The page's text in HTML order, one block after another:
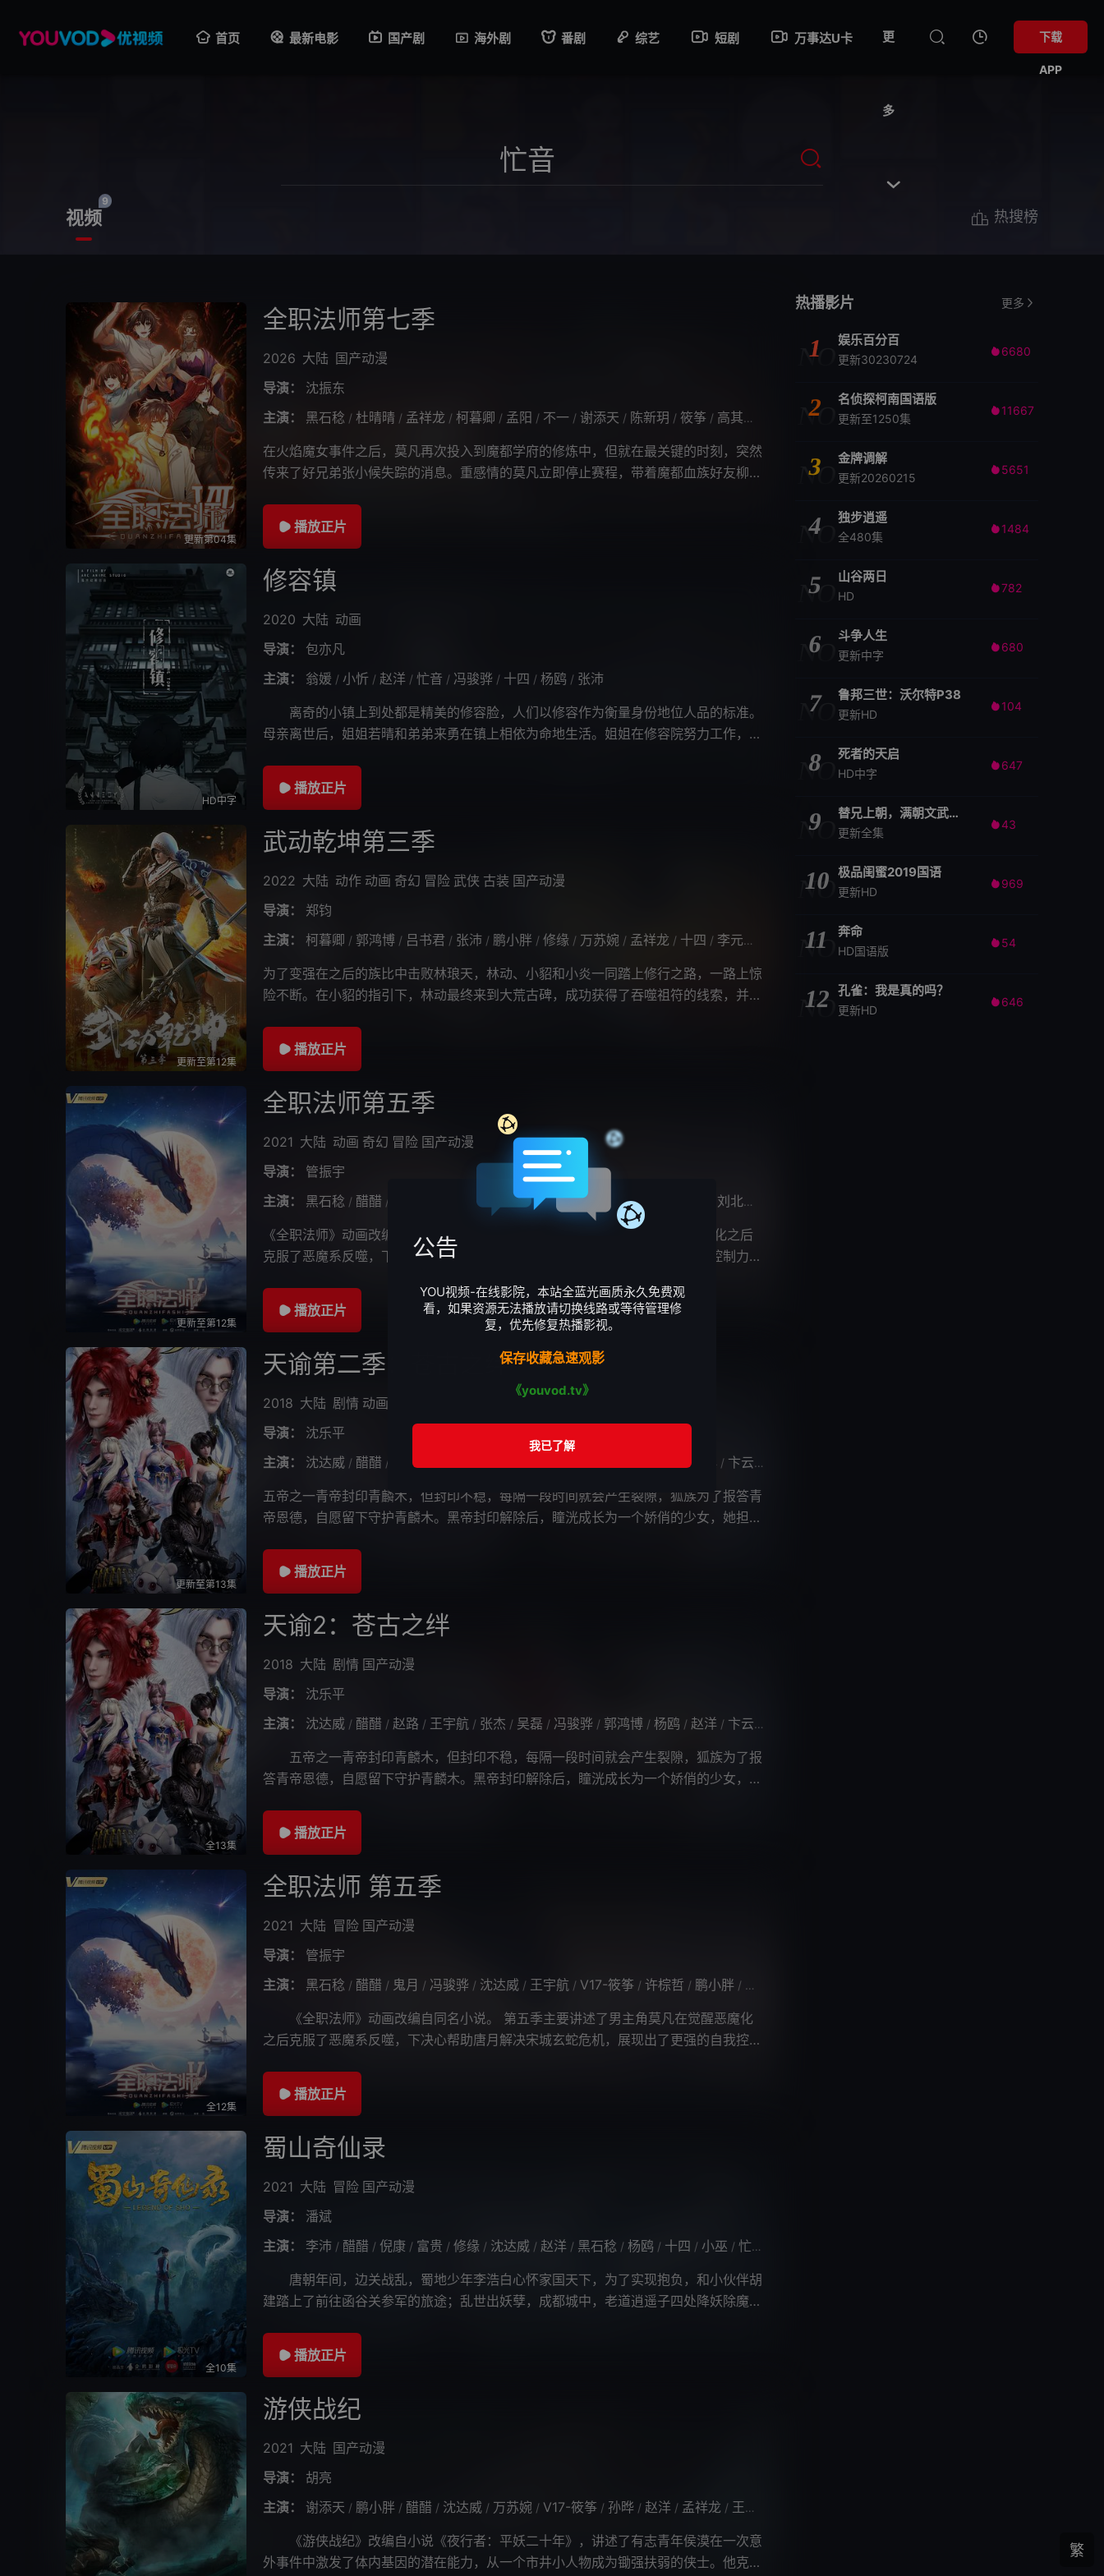
首页 最新电影 国产剧 海外剧 番剧 综艺 短剧 万事达U卡 更
多

下载
APP
视频
9
热搜榜
更新第04集
全职法师第七季
2026 大陆 国产动漫
导演：
沈振东
主演：
黑石稔 / 杜晴晴 / 孟祥龙 / 柯暮卿 / 孟阳 / 不一 / 谢添天 / 陈新玥 / 筱筝 / 高其昌 / 忙音
在火焰魔女事件之后，莫凡再次投入到魔都学府的修炼中，但就在最关键的时刻，突然
传来了好兄弟张小候失踪的消息。重感情的莫凡立即停止赛程，带着魔都血族好友柳茹
播放正片
HD中字
修容镇
2020 大陆 动画
导演：
包亦凡
主演：
翁媛 / 小忻 / 赵洋 / 忙音 / 冯骏骅 / 十四 / 杨鸥 / 张沛
离奇的小镇上到处都是精美的修容脸，人们以修容作为衡量身份地位人品的标准。
母亲离世后，姐姐若晴和弟弟来勇在镇上相依为命地生活。姐姐在修容院努力工作，希
播放正片
更新至第12集
武动乾坤第三季
2022 大陆 动作 动画 奇幻 冒险 武侠 古装 国产动漫
导演：
郑钧
主演：
柯暮卿 / 郭鸿博 / 吕书君 / 张沛 / 鹏小胖 / 修缘 / 万苏婉 / 孟祥龙 / 十四 / 李元韬 / 刘垚 / 不一 沐霏 /
为了变强在之后的族比中击败林琅天，林动、小貂和小炎一同踏上修行之路，一路上惊
险不断。在小貂的指引下，林动最终来到大荒古碑，成功获得了吞噬祖符的线索，并且
播放正片
更新至第12集
全职法师第五季
2021 大陆 动画 奇幻 冒险 国产动漫
导演：
管振宇
主演：
黑石稔 / 醋醋 / 沈达威 / 王宇航 / 筱筝 许棕哲 刘北辰
《全职法师》动画改编自同名小说。 第五季主要讲述了男主角莫凡在觉醒恶魔化之后
克服了恶魔系反噬，下决心帮助唐月解决宋城玄蛇危机，展现出了更强的自我控制力。
播放正片
更新至第13集
天谕第二季：苍古之绊
2018 大陆 剧情 动画
导演：
沈乐平
主演：
沈达威 / 醋醋 / 赵路 赵洋 / 卞云鹏
五帝之一青帝封印青麟木，但封印不稳，每隔一段时间就会产生裂隙，狐族为了报答青
帝恩德，自愿留下守护青麟木。黑帝封印解除后，瞳洸成长为一个娇俏的少女，她担负
播放正片
全13集
天谕2：苍古之绊
2018 大陆 剧情 国产动漫
导演：
沈乐平
主演：
沈达威 / 醋醋 / 赵路 / 王宇航 / 张杰 / 吴磊 / 冯骏骅 / 郭鸿博 / 杨鸥 / 赵洋 / 卞云鹏
五帝之一青帝封印青麟木，但封印不稳，每隔一段时间就会产生裂隙，狐族为了报
答青帝恩德，自愿留下守护青麟木。黑帝封印解除后，瞳洸成长为一个娇俏的少女，她
播放正片
全12集
全职法师 第五季
2021 大陆 冒险 国产动漫
导演：
管振宇
主演：
黑石稔 / 醋醋 / 鬼月 / 冯骏骅 / 沈达威 / 王宇航 / V17-筱筝 / 许棕哲 / 鹏小胖 / 刘北辰
《全职法师》动画改编自同名小说。 第五季主要讲述了男主角莫凡在觉醒恶魔化
之后克服了恶魔系反噬，下决心帮助唐月解决宋城玄蛇危机，展现出了更强的自我控制
播放正片
全10集
蜀山奇仙录
2021 大陆 冒险 国产动漫
导演：
潘斌
主演：
李沛 / 醋醋 / 倪康 / 富贵 / 修缘 / 沈达威 / 赵洋 / 黑石稔 / 杨鸥 / 十四 / 小巫 / 忙音
唐朝年间，边关战乱，蜀地少年李浩白心怀家国天下，为了实现抱负，和小伙伴胡
建踏上了前往函谷关参军的旅途；乱世出妖孽，成都城中，老道逍遥子四处降妖除魔；
播放正片
游侠战纪
2021 大陆 国产动漫
导演：
胡亮
主演：
谢添天 / 鹏小胖 / 醋醋 / 沈达威 / 万苏婉 / V17-筱筝 / 孙晔 / 赵洋 / 孟祥龙 / 王宇航
《游侠战纪》改编自小说《夜行者：平妖二十年》，讲述了有志青年侯漠在一次意
外事件中激发了体内基因的潜在能力，从一个市井小人物成为锄强扶弱的侠士。他克服
热播影片 更多
NO
1 娱乐百分百
更新30230724
 6680
NO
2 名侦探柯南国语版
更新至1250集
 11667
NO
3 金牌调解
更新20260215
 5651
NO
4 独步逍遥
全480集
 1484
NO
5 山谷两日
HD
782
NO
6 斗争人生
更新中字
 680
NO
7 鲁邦三世：沃尔特P38
更新HD
 104
NO
8 死者的天启
HD中字
 647
NO
9 替兄上朝，满朝文武随我吃瓜
更新全集
43
NO
10 极品闺蜜2019国语
更新HD
 969
NO
11 奔命
HD国语版
 54
NO
12 孔雀：我是真的吗？
更新HD
 646
繁
公告
YOU视频-在线影院，本站全蓝光画质永久免费观
看，如果资源无法播放请切换线路或等待管理修
复，优先修复热播影视。
保存收藏急速观影
《youvod.tv》